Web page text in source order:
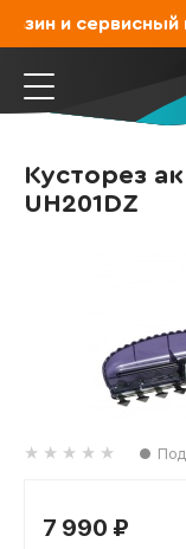
и
Кусторез
UH201DZ
7 990 ₽